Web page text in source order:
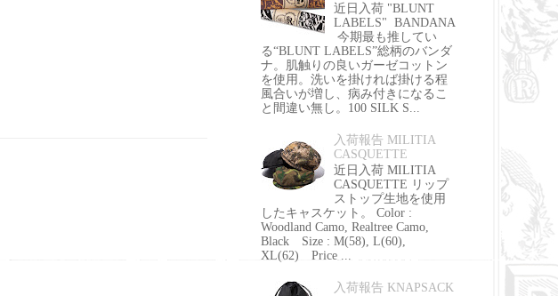
近日入荷 "BLUNT
LABELS" BANDANA
今期最も推してい
る“BLUNT LABELS”総柄のバンダ
ナ。肌触りの良いガーゼコットン
を使用。洗いを掛ければ掛ける程
風合いが増し、病み付きになるこ
と間違い無し。100 SILK S...
入荷報告 MILITIA
CASQUETTE
近日入荷 MILITIA
CASQUETTE リップ
ストップ生地を使用
したキャスケット。 Color :
Woodland Camo, Realtree Camo,
Black Size : M(58), L(60),
XL(62) Price ...
入荷報告 KNAPSACK